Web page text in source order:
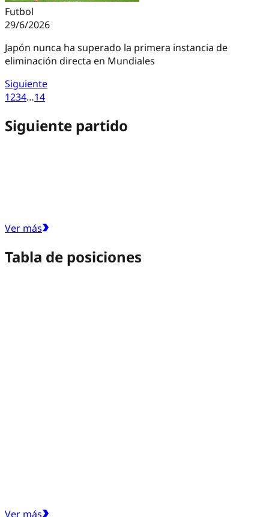
Futbol
29/6/2026
Japón nunca ha superado la primera instancia de
eliminación directa en Mundiales
Siguiente
1234…14
Siguiente partido
Ver más
Tabla de posiciones
Ver más